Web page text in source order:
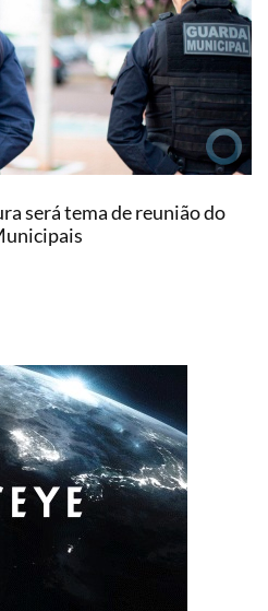
será tema de reunião do